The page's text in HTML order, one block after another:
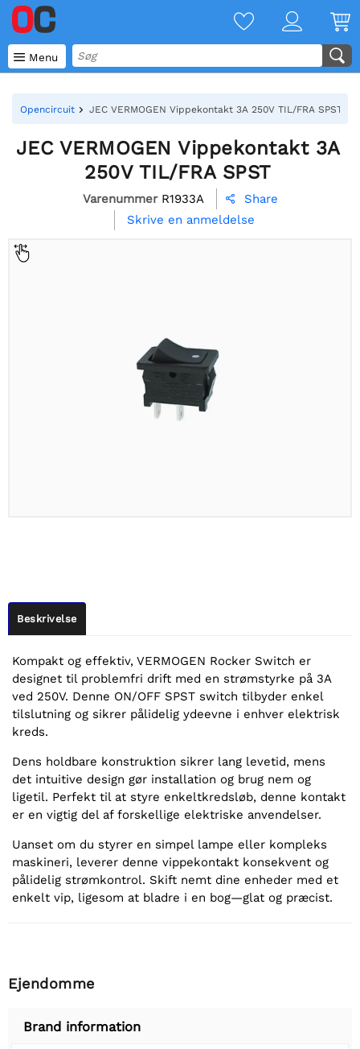
 Menu
Opencircuit JEC VERMOGEN Vippekontakt 3A 250V TIL/FRA SPST
JEC VERMOGEN Vippekontakt 3A
250V TIL/FRA SPST
Varenummer R1933A 
Share
Skrive en anmeldelse
Beskrivelse
Kompakt og effektiv, VERMOGEN Rocker Switch er
designet til problemfri drift med en strømstyrke på 3A
ved 250V. Denne ON/OFF SPST switch tilbyder enkel
tilslutning og sikrer pålidelig ydeevne i enhver elektrisk
kreds.
Dens holdbare konstruktion sikrer lang levetid, mens
det intuitive design gør installation og brug nem og
ligetil. Perfekt til at styre enkeltkredsløb, denne kontakt
er en vigtig del af forskellige elektriske anvendelser.
Uanset om du styrer en simpel lampe eller kompleks
maskineri, leverer denne vippekontakt konsekvent og
pålidelig strømkontrol. Skift nemt dine enheder med et
enkelt vip, ligesom at bladre i en bog—glat og præcist.
Ejendomme
Brand information